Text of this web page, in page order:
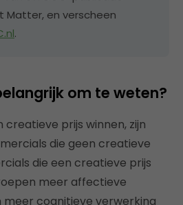
Matter, en verscheen
.
om te weten?
prijs winnen, zijn
die geen creatieve
die een creatieve prijs
meer affectieve
cognitieve verwerking